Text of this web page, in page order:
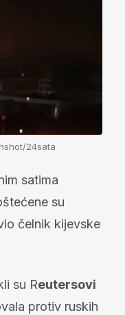
24sata
satima
su
čelnik kijevske
su Reutersovi
protiv ruskih